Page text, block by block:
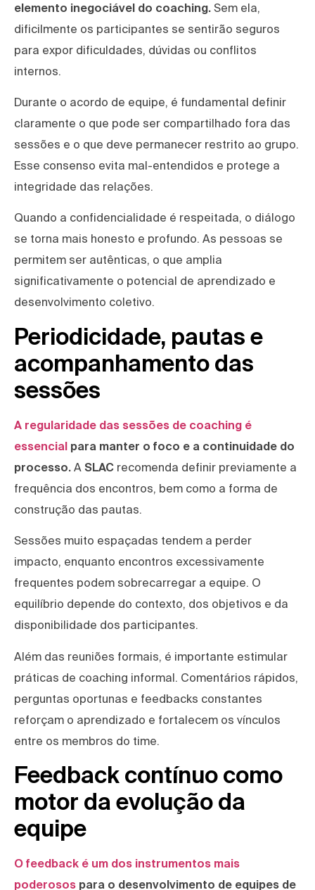
elemento inegociável do coaching. Sem ela,
dificilmente os participantes se sentirão seguros
para expor dificuldades, dúvidas ou conflitos
internos.
Durante o acordo de equipe, é fundamental definir
claramente o que pode ser compartilhado fora das
sessões e o que deve permanecer restrito ao grupo.
Esse consenso evita mal-entendidos e protege a
integridade das relações.
Quando a confidencialidade é respeitada, o diálogo
se torna mais honesto e profundo. As pessoas se
permitem ser autênticas, o que amplia
significativamente o potencial de aprendizado e
desenvolvimento coletivo.
Periodicidade, pautas e
acompanhamento das
sessões
A regularidade das sessões de coaching é
essencial para manter o foco e a continuidade do
processo. A SLAC recomenda definir previamente a
frequência dos encontros, bem como a forma de
construção das pautas.
Sessões muito espaçadas tendem a perder
impacto, enquanto encontros excessivamente
frequentes podem sobrecarregar a equipe. O
equilíbrio depende do contexto, dos objetivos e da
disponibilidade dos participantes.
Além das reuniões formais, é importante estimular
práticas de coaching informal. Comentários rápidos,
perguntas oportunas e feedbacks constantes
reforçam o aprendizado e fortalecem os vínculos
entre os membros do time.
Feedback contínuo como
motor da evolução da
equipe
O feedback é um dos instrumentos mais
poderosos para o desenvolvimento de equipes de